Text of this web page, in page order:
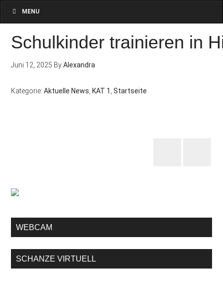
MENU
Schulkinder trainieren in
Juni 12, 2025 ByAlexandra
Kategorie:Aktuelle News KAT 1 ,Startseite
WEBCAM
SCHANZE VIRTUELL